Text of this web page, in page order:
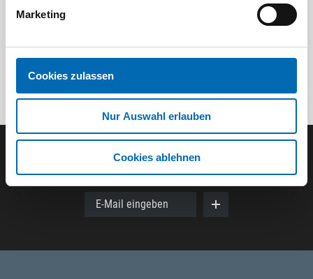
Marketing
Cookies zulassen
Nur Auswahl erlauben
Cookies ablehnen
Der ODÖRFER Newsletter
E-Mail eingeben